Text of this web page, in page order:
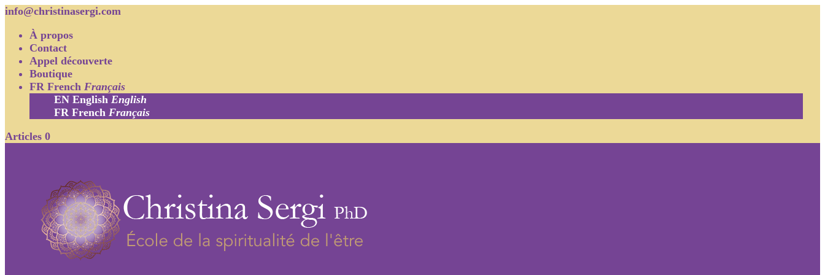
info@christinasergi.com
À propos
Contact
Appel découverte
Boutique
FR French Français
EN English English
FR French Français
Articles 0